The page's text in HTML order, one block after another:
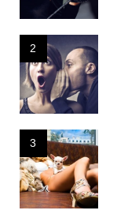
2
3